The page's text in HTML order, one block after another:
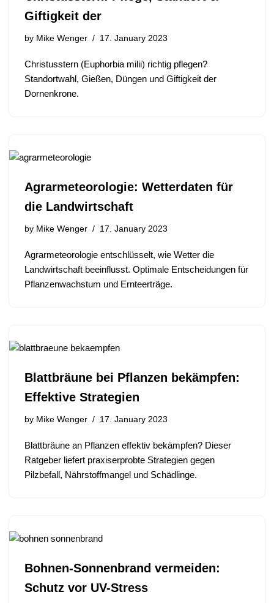
Giftigkeit der
by Mike Wenger 17. January 2023
Christusstern (Euphorbia milii) richtig pflegen?
Standortwahl, Gießen, Düngen und Giftigkeit der
Dornenkrone.
Agrarmeteorologie: Wetterdaten für
die Landwirtschaft
by Mike Wenger 17. January 2023
Agrarmeteorologie entschlüsselt, wie Wetter die
Landwirtschaft beeinflusst. Optimale Entscheidungen für
Pflanzenwachstum und Ernteerträge.
Blattbräune bei Pflanzen bekämpfen:
Effektive Strategien
by Mike Wenger 17. January 2023
Blattbräune an Pflanzen effektiv bekämpfen? Dieser
Ratgeber liefert praxiserprobte Strategien gegen
Pilzbefall, Nährstoffmangel und Schädlinge.
Bohnen-Sonnenbrand vermeiden:
Schutz vor UV-Stress